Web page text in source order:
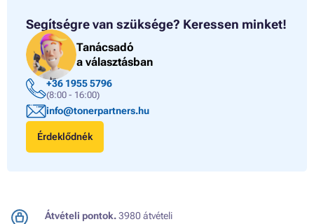
Segítségre van szüksége? Keressen minket!
Tanácsadó
a választásban
+36 1955 5796
(8:00 - 16:00)
info@tonerpartners.hu
Érdeklődnék
Átvételi pontok.3980 átvételi